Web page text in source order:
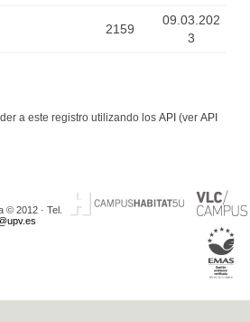
2159
09.03.202
3
a este registro utilizando los API (ver API
© 2012 · Tel.